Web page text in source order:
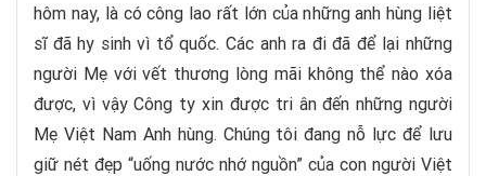
hôm nay, là có công lao rất lớn của những anh hùng liệt
sĩ đã hy sinh vì tổ quốc. Các anh ra đi đã để lại những
người Mẹ với vết thương lòng mãi không thể nào xóa
được, vì vậy Công ty xin được tri ân đến những người
Mẹ Việt Nam Anh hùng. Chúng tôi đang nỗ lực để lưu
giữ nét đẹp “uống nước nhớ nguồn” của con người Việt